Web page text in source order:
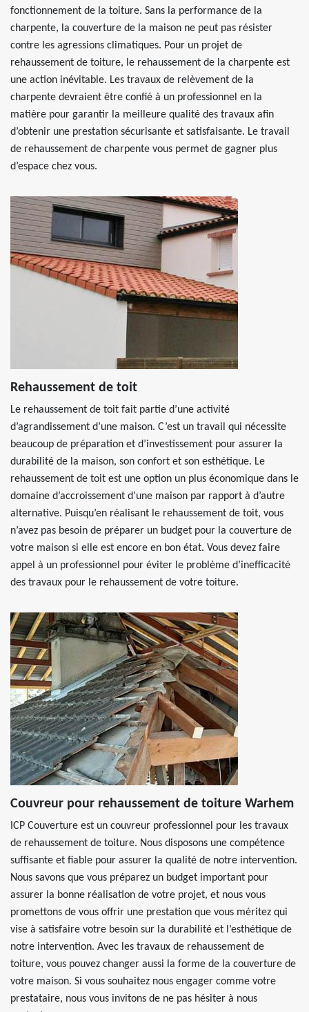
fonctionnement de la toiture. Sans la performance de la
charpente, la couverture de la maison ne peut pas résister
contre les agressions climatiques. Pour un projet de
rehaussement de toiture, le rehaussement de la charpente est
une action inévitable. Les travaux de relèvement de la
charpente devraient être confié à un professionnel en la
matière pour garantir la meilleure qualité des travaux afin
d’obtenir une prestation sécurisante et satisfaisante. Le travail
de rehaussement de charpente vous permet de gagner plus
d’espace chez vous.
Rehaussement de toit
Le rehaussement de toit fait partie d’une activité
d’agrandissement d’une maison. C’est un travail qui nécessite
beaucoup de préparation et d’investissement pour assurer la
durabilité de la maison, son confort et son esthétique. Le
rehaussement de toit est une option un plus économique dans le
domaine d’accroissement d’une maison par rapport à d’autre
alternative. Puisqu’en réalisant le rehaussement de toit, vous
n’avez pas besoin de préparer un budget pour la couverture de
votre maison si elle est encore en bon état. Vous devez faire
appel à un professionnel pour éviter le problème d’inefficacité
des travaux pour le rehaussement de votre toiture.
Couvreur pour rehaussement de toiture Warhem
ICP Couverture est un couvreur professionnel pour les travaux
de rehaussement de toiture. Nous disposons une compétence
suffisante et fiable pour assurer la qualité de notre intervention.
Nous savons que vous préparez un budget important pour
assurer la bonne réalisation de votre projet, et nous vous
promettons de vous offrir une prestation que vous méritez qui
vise à satisfaire votre besoin sur la durabilité et l’esthétique de
notre intervention. Avec les travaux de rehaussement de
toiture, vous pouvez changer aussi la forme de la couverture de
votre maison. Si vous souhaitez nous engager comme votre
prestataire, nous vous invitons de ne pas hésiter à nous